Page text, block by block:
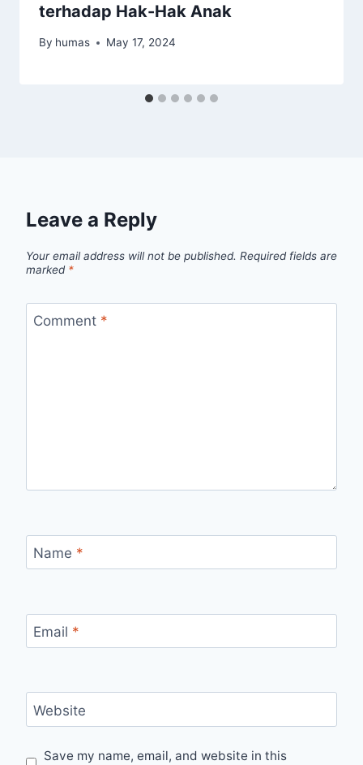
terhadap Hak-Hak Anak
By humas May 17, 2024
Leave a Reply
Your email address will not be published. Required fields are
marked *
Comment *
Name *
Email *
Website
Save my name, email, and website in this